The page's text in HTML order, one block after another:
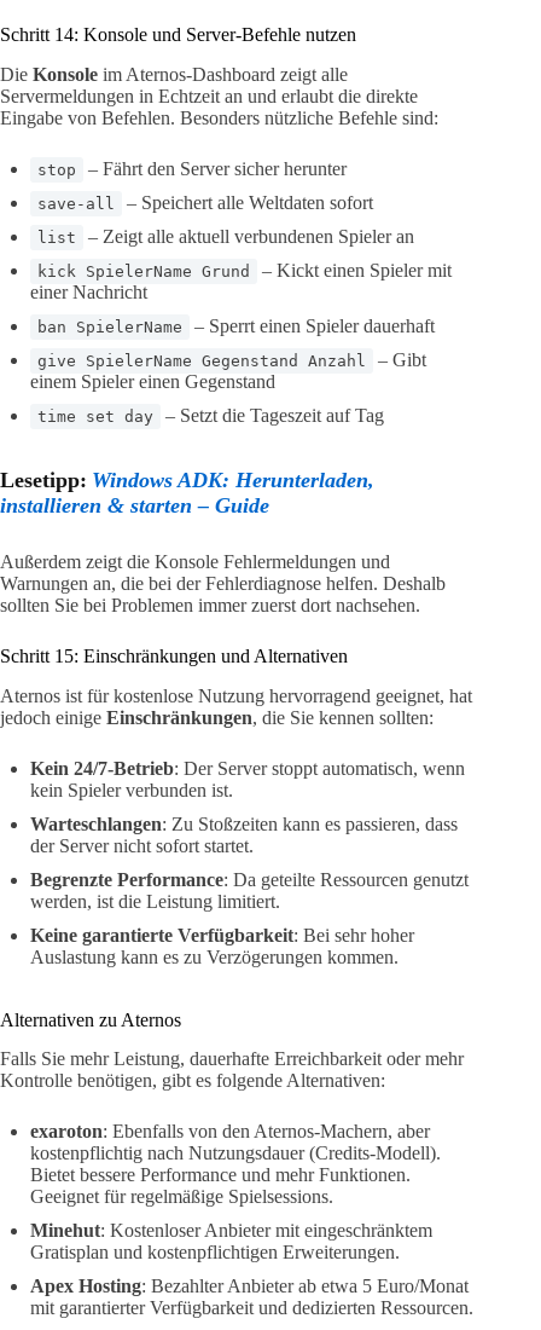
Schritt 14: Konsole und Server-Befehle nutzen
Die Konsole im Aternos-Dashboard zeigt alle
Servermeldungen in Echtzeit an und erlaubt die direkte
Eingabe von Befehlen. Besonders nützliche Befehle sind:
stop – Fährt den Server sicher herunter
save-all – Speichert alle Weltdaten sofort
list – Zeigt alle aktuell verbundenen Spieler an
kick SpielerName Grund
– Kickt einen Spieler mit
einer Nachricht
ban SpielerName – Sperrt einen Spieler dauerhaft
give SpielerName Gegenstand Anzahl
– Gibt
einem Spieler einen Gegenstand
time set day – Setzt die Tageszeit auf Tag
Lesetipp: Windows ADK: Herunterladen,
installieren & starten – Guide
Außerdem zeigt die Konsole Fehlermeldungen und
Warnungen an, die bei der Fehlerdiagnose helfen. Deshalb
sollten Sie bei Problemen immer zuerst dort nachsehen.
Schritt 15: Einschränkungen und Alternativen
Aternos ist für kostenlose Nutzung hervorragend geeignet, hat
jedoch einige Einschränkungen, die Sie kennen sollten:
Kein 24/7-Betrieb: Der Server stoppt automatisch, wenn
kein Spieler verbunden ist.
Warteschlangen: Zu Stoßzeiten kann es passieren, dass
der Server nicht sofort startet.
Begrenzte Performance: Da geteilte Ressourcen genutzt
werden, ist die Leistung limitiert.
Keine garantierte Verfügbarkeit: Bei sehr hoher
Auslastung kann es zu Verzögerungen kommen.
Alternativen zu Aternos
Falls Sie mehr Leistung, dauerhafte Erreichbarkeit oder mehr
Kontrolle benötigen, gibt es folgende Alternativen:
exaroton: Ebenfalls von den Aternos-Machern, aber
kostenpflichtig nach Nutzungsdauer (Credits-Modell).
Bietet bessere Performance und mehr Funktionen.
Geeignet für regelmäßige Spielsessions.
Minehut: Kostenloser Anbieter mit eingeschränktem
Gratisplan und kostenpflichtigen Erweiterungen.
Apex Hosting: Bezahlter Anbieter ab etwa 5 Euro/Monat
mit garantierter Verfügbarkeit und dedizierten Ressourcen.